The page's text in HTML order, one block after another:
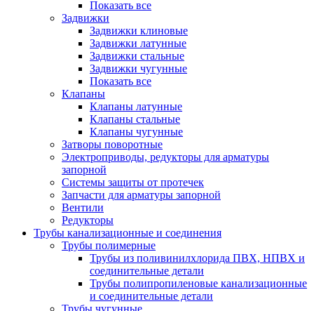
Показать все
Задвижки
Задвижки клиновые
Задвижки латунные
Задвижки стальные
Задвижки чугунные
Показать все
Клапаны
Клапаны латунные
Клапаны стальные
Клапаны чугунные
Затворы поворотные
Электроприводы, редукторы для арматуры
запорной
Системы защиты от протечек
Запчасти для арматуры запорной
Вентили
Редукторы
Трубы канализационные и соединения
Трубы полимерные
Трубы из поливинилхлорида ПВХ, НПВХ и
соединительные детали
Трубы полипропиленовые канализационные
и соединительные детали
Трубы чугунные